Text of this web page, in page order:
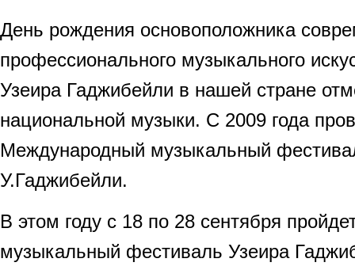
День рождения основоположника
профессионального музыкального
Узеира Гаджибейли в нашей стране
национальной музыки. С 2009 года
Международный музыкальный
У.Гаджибейли.
В этом году с 18 по 28 сентября
музыкальный фестиваль Узеира